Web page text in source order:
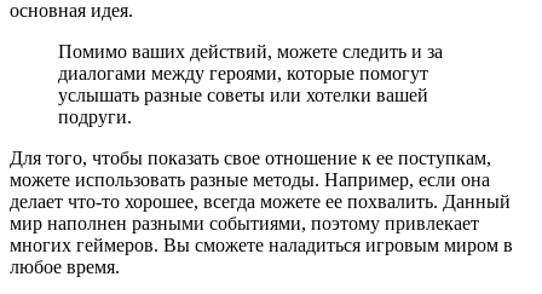
основная идея.
Помимо ваших действий, можете следить и за
диалогами между героями, которые помогут
услышать разные советы или хотелки вашей
подруги.
Для того, чтобы показать свое отношение к ее поступкам,
можете использовать разные методы. Например, если она
делает что-то хорошее, всегда можете ее похвалить. Данный
мир наполнен разными событиями, поэтому привлекает
многих геймеров. Вы сможете наладиться игровым миром в
любое время.